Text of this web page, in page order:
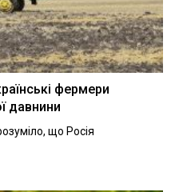
фермери
давнини
що Росія